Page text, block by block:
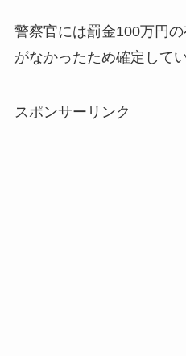
警察官には罰金100万円
がなかったため確定してい
スポンサーリンク